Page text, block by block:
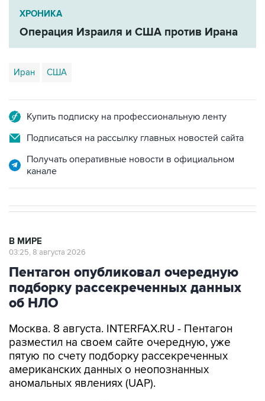
ХРОНИКА
Операция Израиля и США против Ирана
Иран США
Купить подписку на профессиональную ленту
Подписаться на рассылку главных новостей сайта
Получать оперативные новости в официальном
канале
В МИРЕ
03:25, 8 августа 2026
Пентагон опубликовал очередную
подборку рассекреченных данных
об НЛО
Москва. 8 августа. INTERFAX.RU - Пентагон
разместил на своем сайте очередную, уже
пятую по счету подборку рассекреченных
американских данных о неопознанных
аномальных явлениях (UAP).